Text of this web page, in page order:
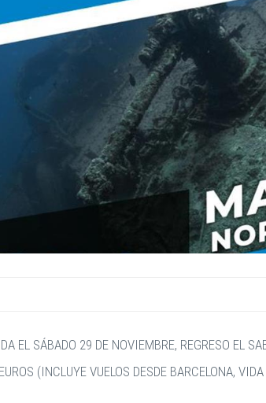
EL SÁBADO 29 DE NOVIEMBRE, REGRESO EL
(INCLUYE VUELOS DESDE BARCELONA,